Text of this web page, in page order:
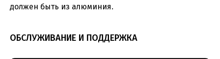
должен быть из алюминия.
07R
07P
ОБСЛУЖИВАНИЕ И ПОДДЕРЖКА